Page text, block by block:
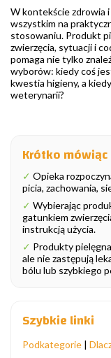
W kontekście zdrowia
wszystkim na
stosowaniu. Produkt
zwierzęcia, sytuacji i
pomaga nie tylko
wyborów: kiedy coś
kwestia higieny, a
weterynarii?
Krótko mówiąc
✓ Opieka
picia, zachowania,
✓ Wybierając
gatunkiem
instrukcją użycia.
✓ Produkty
ale nie zastępują
bólu lub szybkiego
Szybkie linki
Podkategorie |